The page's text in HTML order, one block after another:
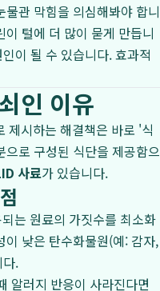
관 막힘을 의심해봐야 합니
털에 더 많이 묻게 만듭니
이 될 수 있습니다. 효과적
인 이유
제시하는 해결책은 바로 '식
로 구성된 식단을 제공함으
사료가 있습니다.
는 원료의 가짓수를 최소화
낮은 탄수화물원(예: 감자,
.
알러지 반응이 사라진다면